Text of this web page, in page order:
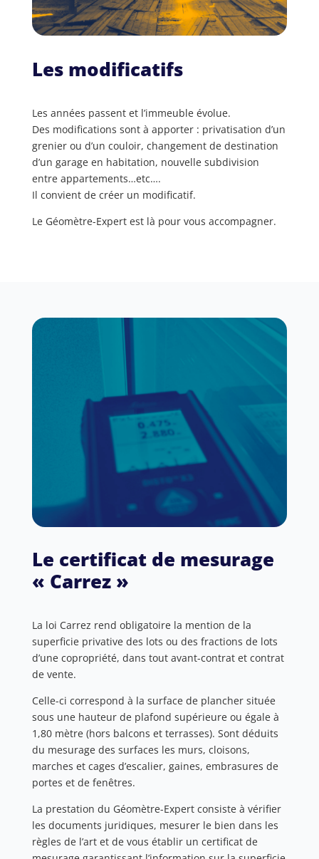
Les modificatifs
Les années passent et l’immeuble évolue.
Des modifications sont à apporter : privatisation d’un
grenier ou d’un couloir, changement de destination
d’un garage en habitation, nouvelle subdivision
entre appartements…etc….
Il convient de créer un modificatif.
Le Géomètre-Expert est là pour vous accompagner.
Le certificat de mesurage
« Carrez »
La loi Carrez rend obligatoire la mention de la
superficie privative des lots ou des fractions de lots
d’une copropriété, dans tout avant-contrat et contrat
de vente.
Celle-ci correspond à la surface de plancher située
sous une hauteur de plafond supérieure ou égale à
1,80 mètre (hors balcons et terrasses). Sont déduits
du mesurage des surfaces les murs, cloisons,
marches et cages d’escalier, gaines, embrasures de
portes et de fenêtres.
La prestation du Géomètre-Expert consiste à vérifier
les documents juridiques, mesurer le bien dans les
règles de l’art et de vous établir un certificat de